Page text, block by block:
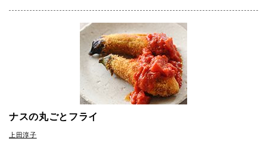
ナスの丸ごとフライ
上田淳子